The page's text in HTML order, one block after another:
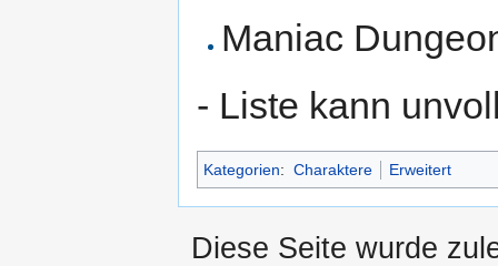
Maniac
- Liste kann
Kategorien: Charaktere Erweitert
Diese Seite wurde